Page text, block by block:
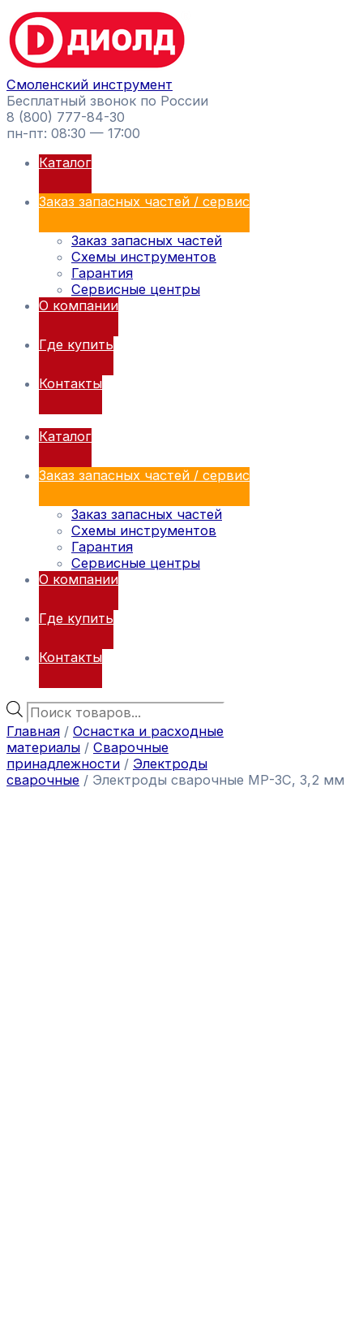
Перейти
к
содержимому
Смоленский инструмент
Бесплатный звонок по России
8 (800) 777-84-30
пн-пт: 08:30 — 17:00
Каталог
Заказ запасных частей / сервис
Заказ запасных частей
Схемы инструментов
Гарантия
Сервисные центры
О компании
Где купить
Контакты
Каталог
Заказ запасных частей / сервис
Заказ запасных частей
Схемы инструментов
Гарантия
Сервисные центры
О компании
Где купить
Контакты
Поиск
товаров
Главная / Оснастка и расходные
материалы / Сварочные
принадлежности / Электроды
сварочные / Электроды сварочные МР-3С, 3,2 мм